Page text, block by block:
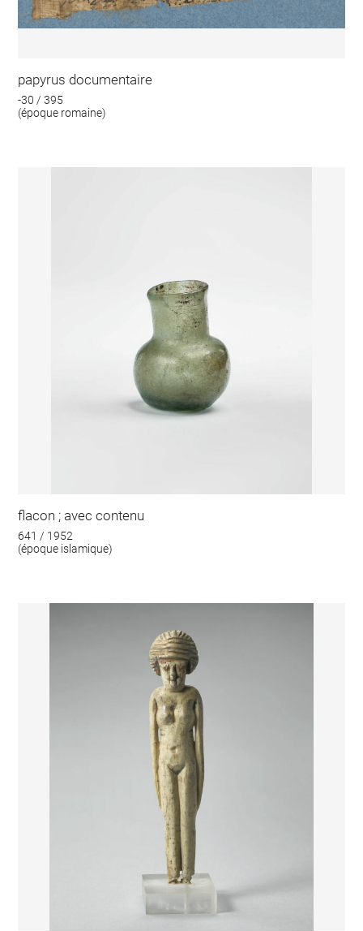
papyrus documentaire
-30 / 395
(époque romaine)
flacon ; avec contenu
641 / 1952
(époque islamique)